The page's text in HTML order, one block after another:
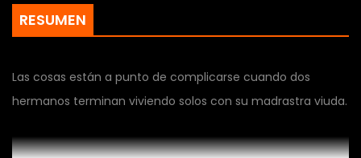
RESUMEN
Las cosas están a punto de complicarse cuando dos
hermanos terminan viviendo solos con su madrastra viuda.